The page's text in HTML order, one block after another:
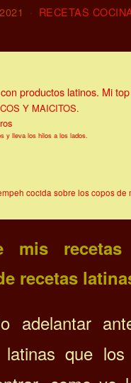
RECETAS
productos latinos. Mi
Y MAICITOS.
y lleva los hilos a los lados.
cocida sobre los copos de
recetas
recetas
adelantar
latinas que